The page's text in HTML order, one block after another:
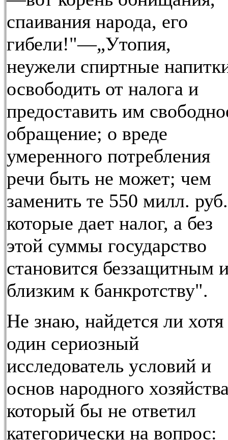
спаивания народа, его
гибели!"—„Утопия,
неужели спиртные
освободить от налога и
предоставить им
обращение; о вреде
умеренного потребления
речи быть не может; чем
заменить те 550 милл.
которые дает налог, а без
этой суммы государство
становится беззащитным
близким к банкротству".
Не знаю, найдется ли хотя
один сериозный
исследователь условий и
основ народного
который бы не ответил
категорически на вопрос: